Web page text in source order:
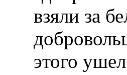
взяли за
этого